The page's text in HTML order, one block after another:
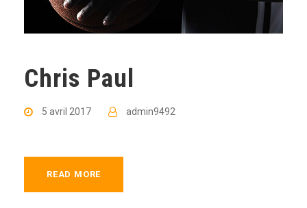
Chris Paul
5 avril 2017 admin9492
READ MORE